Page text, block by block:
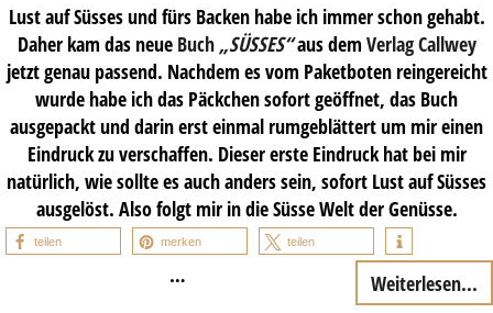
Lust auf Süsses und fürs Backen habe ich immer schon gehabt.
Daher kam das neue Buch „SÜSSES“aus dem Verlag Callwey
jetzt genau passend. Nachdem es vom Paketboten reingereicht
wurde habe ich das Päckchen sofort geöffnet, das Buch
ausgepackt und darin erst einmal rumgeblättert um mir einen
Eindruck zu verschaffen. Dieser erste Eindruck hat bei mir
natürlich, wie sollte es auch anders sein, sofort Lust auf Süsses
ausgelöst. Also folgt mir in die Süsse Welt der Genüsse.
teilen merken teilen
… Weiterlesen...